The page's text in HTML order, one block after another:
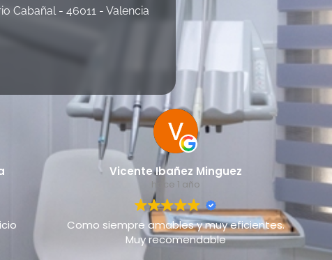
Cabañal - 46011 - Valencia
Vicente Ibañez Minguez
hace 1 año
Como siempre amables y muy eficientes.
Muy recomendable